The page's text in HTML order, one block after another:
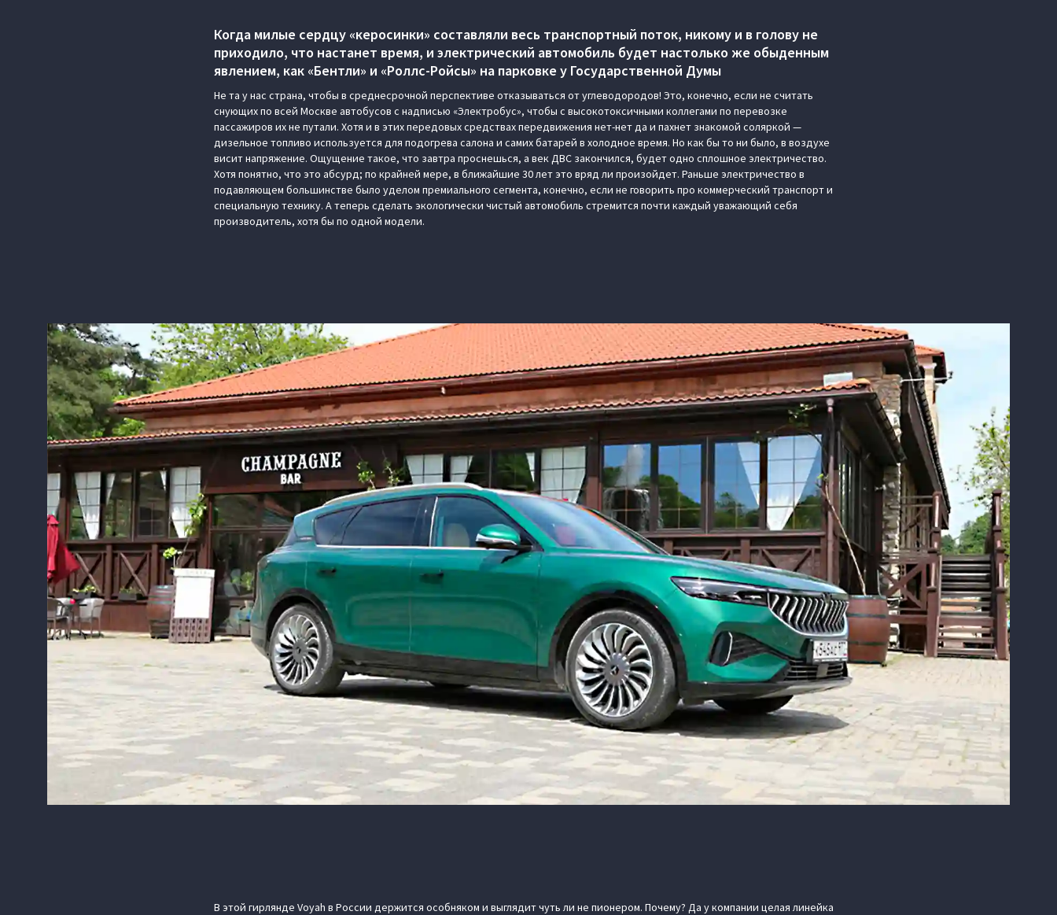
Когда милые сердцу «керосинки» составляли весь транспортный поток, никому и в голову не
приходило, что настанет время, и электрический автомобиль будет настолько же обыденным
явлением, как «Бентли» и «Роллс-Ройсы» на парковке у Государственной Думы
Не та у нас страна, чтобы в среднесрочной перспективе отказываться от углеводородов! Это, конечно, если не считать
снующих по всей Москве автобусов с надписью «Электробус», чтобы с высокотоксичными коллегами по перевозке
пассажиров их не путали. Хотя и в этих передовых средствах передвижения нет-нет да и пахнет знакомой соляркой —
дизельное топливо используется для подогрева салона и самих батарей в холодное время. Но как бы то ни было, в воздухе
висит напряжение. Ощущение такое, что завтра проснешься, а век ДВС закончился, будет одно сплошное электричество.
Хотя понятно, что это абсурд; по крайней мере, в ближайшие 30 лет это вряд ли произойдет. Раньше электричество в
подавляющем большинстве было уделом премиального сегмента, конечно, если не говорить про коммерческий транспорт и
специальную технику. А теперь сделать экологически чистый автомобиль стремится почти каждый уважающий себя
производитель, хотя бы по одной модели.
В этой гирлянде Voyah в России держится особняком и выглядит чуть ли не пионером. Почему? Да у компании целая линейка